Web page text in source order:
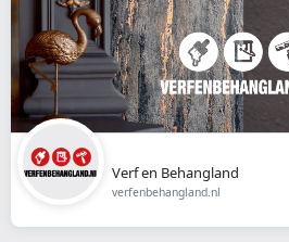
Verf en Behangland
verfenbehangland.nl